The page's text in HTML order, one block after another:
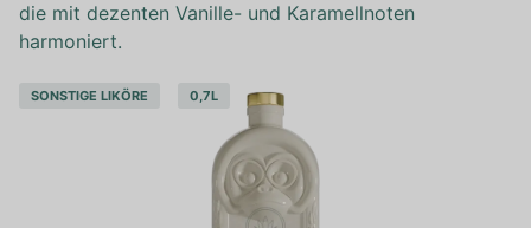
die mit dezenten Vanille- und Karamellnoten
harmoniert.
SONSTIGE LIKÖRE 0,7L